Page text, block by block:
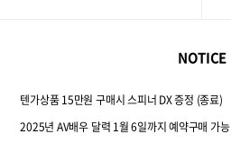
NOTICE
텐가상품 15만원 구매시 스피너 DX 증정 (종료)
2025년 AV배우 달력 1월 6일까지 예약구매 가능